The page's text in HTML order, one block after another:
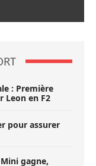
: Première
Leon en F2
pour assurer
gagne,